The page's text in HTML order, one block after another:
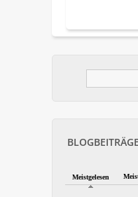
BLOGBEITRÄGE
Meistgelesen